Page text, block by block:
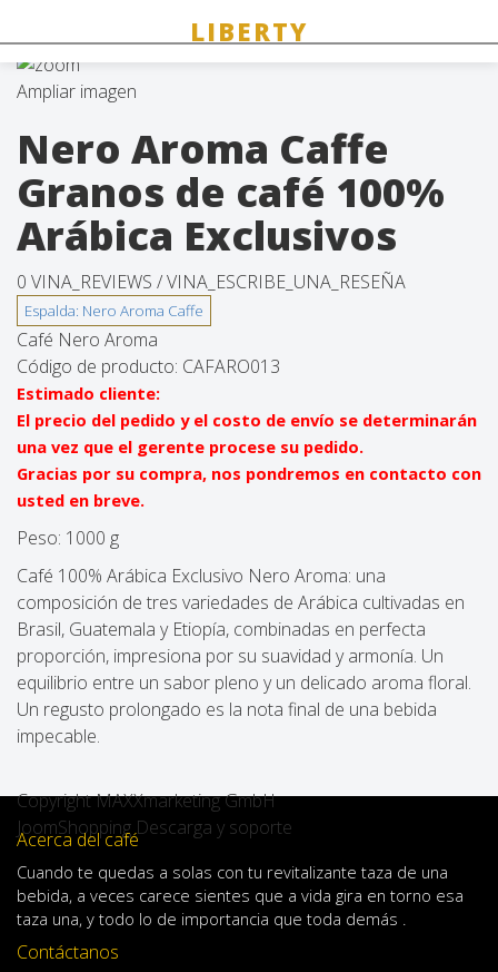
Ampliar imagen
Nero Aroma Caffe
Granos de café 100%
Arábica Exclusivos
0 VINA_REVIEWS /VINA_ESCRIBE_UNA_RESEÑA
Café Nero Aroma
Código de producto: CAFARO013
Estimado cliente:
El precio del pedido y el costo de envío se determinarán
una vez que el gerente procese su pedido.
Gracias por su compra, nos pondremos en contacto con
usted en breve.
Peso: 1000 g
Café 100% Arábica Exclusivo Nero Aroma: una
composición de tres variedades de Arábica cultivadas en
Brasil, Guatemala y Etiopía, combinadas en perfecta
proporción, impresiona por su suavidad y armonía. Un
equilibrio entre un sabor pleno y un delicado aroma floral.
Un regusto prolongado es la nota final de una bebida
impecable.
Copyright MAXXmarketing GmbH
JoomShopping Descarga y soporte
Acerca del café
Cuando te quedas a solas con tu revitalizante taza de una
bebida, a veces carece sientes que a vida gira en torno esa
taza una, y todo lo de importancia que toda demás .
Contáctanos